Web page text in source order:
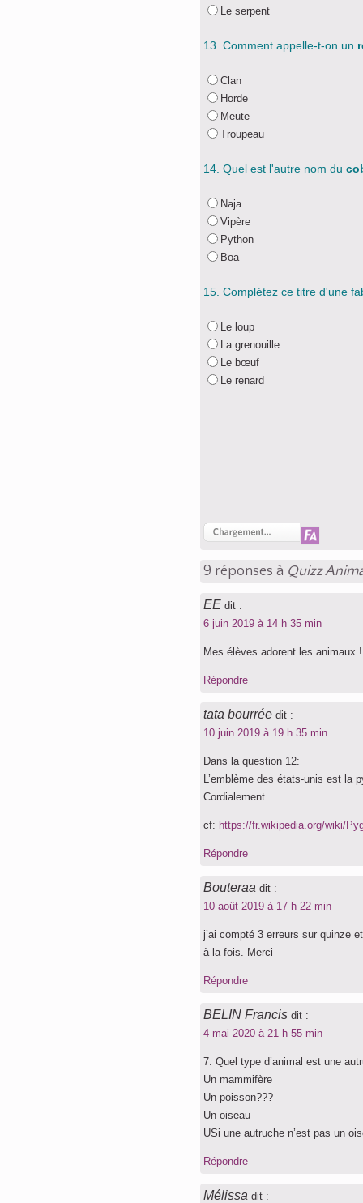
Le serpent
13. Comment appelle-t-on un
Clan
Horde
Meute
Troupeau
14. Quel est l'autre nom du
Naja
Vipère
Python
Boa
15. Complétez ce titre d'une
Le loup
La grenouille
Le bœuf
Le renard
9 réponses à Quizz
EE dit :
6 juin 2019 à 14 h 35 min
Mes élèves adorent les animaux
Répondre
tata bourrée dit :
10 juin 2019 à 19 h 35 min
Dans la question 12:
L’emblème des états-unis est la
Cordialement.
cf: https://fr.wikipedia.org/wiki/
Répondre
Bouteraa dit :
10 août 2019 à 17 h 22 min
j’ai compté 3 erreurs sur quinze
à la fois. Merci
Répondre
BELIN Francis dit :
4 mai 2020 à 21 h 55 min
7. Quel type d’animal est une
Un mammifère
Un poisson???
Un oiseau
USi une autruche n’est pas un
Répondre
Mélissa dit :